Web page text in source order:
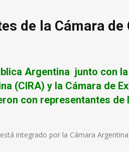
de la Cámara de
Argentina junto con
(CIRA) y la Cámara de
con representantes
integrado por la Cámara